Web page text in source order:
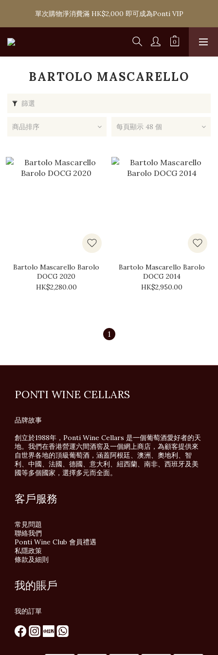
購滿 HK$1,800 即可享香港本地免費送貨服務，或選擇於6間分店
免費自取
單次購物淨消費滿 HK$2,000 即可成為Ponti VIP
購滿 HK$1,800 即可享香港本地免費送貨服務，或選擇於6間分店
BARTOLO MASCARELLO
篩選
商品排序 每頁顯示 48 個
Bartolo Mascarello Barolo
DOCG 2020
HK$2,280.00
Bartolo Mascarello Barolo
DOCG 2014
HK$2,950.00
1
PONTI WINE CELLARS
品牌故事
創立於1988年，Ponti Wine Cellars 是一個葡萄酒愛好者的天
地。我們在香港營運六間酒窖及一個網上商店，為顧客提供來
自世界各地的頂級葡萄酒，涵蓋阿根廷、澳洲、奧地利、智
利、中國、法國、德國、意大利、紐西蘭、南非、西班牙及美
國等多個國家，選擇多元而全面。
客戶服務
常見問題
聯絡我們
Ponti Wine Club 會員禮遇
私隱政策
條款及細則
我的賬戶
我的訂單